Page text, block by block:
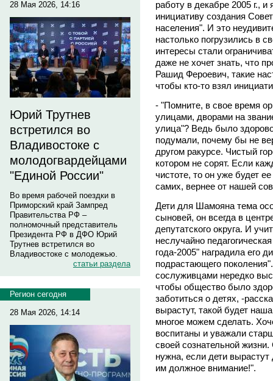
28 Мая 2026, 14:16
Юрий Трутнев
встретился во
Владивостоке с
молодогвардейцами
"Единой России"
Во время рабочей поездки в
Приморский край Зампред
Правительства РФ –
полномочный представитель
Президента РФ в ДФО Юрий
Трутнев встретился во
Владивостоке с молодежью.
статьи раздела
Регион сегодня
28 Мая 2026, 14:14
работу в декабре 2005 г.,
инициативу создания
населения". И это
настолько погрузились в
интересы стали
даже не хочет знать, что
Рашид Фероевич, такие
чтобы кто-то взял
- "Помните, в свое время
улицами, дворами на
улица"? Ведь было
подумали, почему бы не
другом ракурсе. Чистый
котором не сорят. Если
чистоте, то он уже будет
самих, вернее от нашей
Дети для Шамояна тема
сыновей, он всегда в
депутатского округа. И
неслучайно
года-2005" наградила его
подрастающего
сослуживцами нередко
чтобы общество было
заботиться о детях, -
вырастут, такой будет
многое можем сделать.
воспитаны и уважали
своей сознательной
нужна, если дети
им должное внимание!".